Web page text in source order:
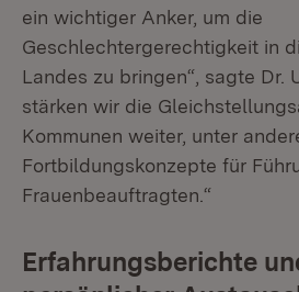
ein wichtiger Anker, um die
Geschlechtergerechtigkeit in
Landes zu bringen“, sagte Dr.
stärken wir die
Kommunen weiter, unter
Fortbildungskonzepte für
Frauenbeauftragten.“
Erfahrungsberichte